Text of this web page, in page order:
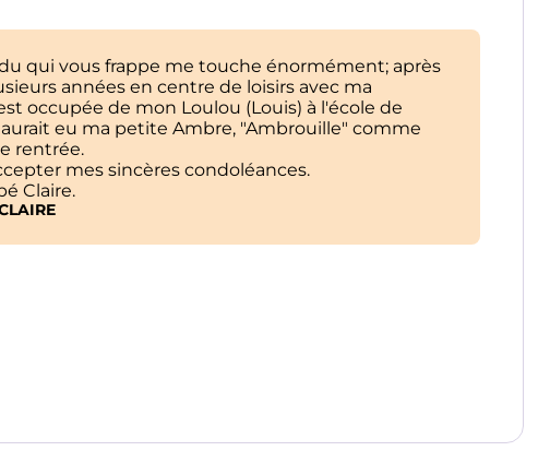
qui vous frappe me touche énormément; après
années en centre de loisirs avec ma
occupée de mon Loulou (Louis) à l'école de
eu ma petite Ambre, "Ambrouille" comme
rentrée.
mes sincères condoléances.
Claire.